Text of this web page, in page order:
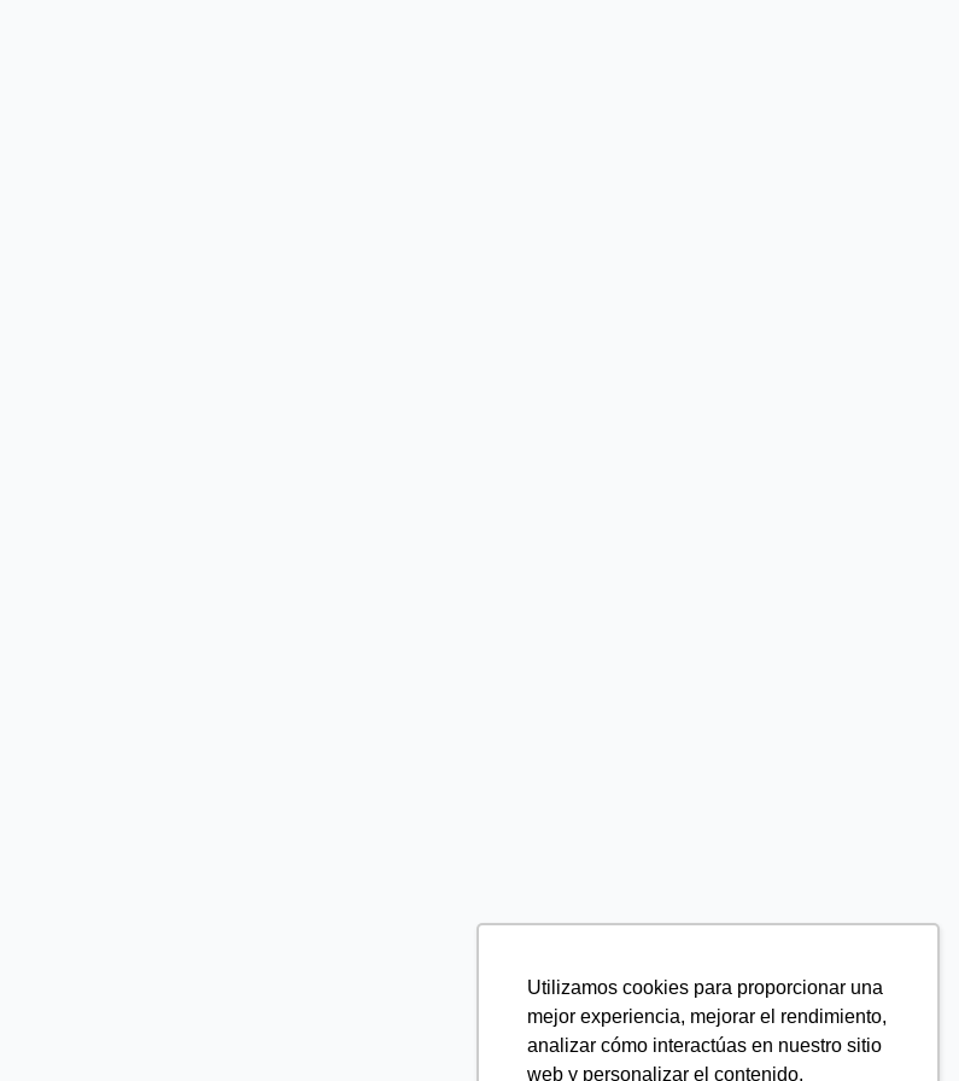
Utilizamos cookies para proporcionar una
mejor experiencia, mejorar el rendimiento,
analizar cómo interactúas en nuestro sitio
web y personalizar el contenido.